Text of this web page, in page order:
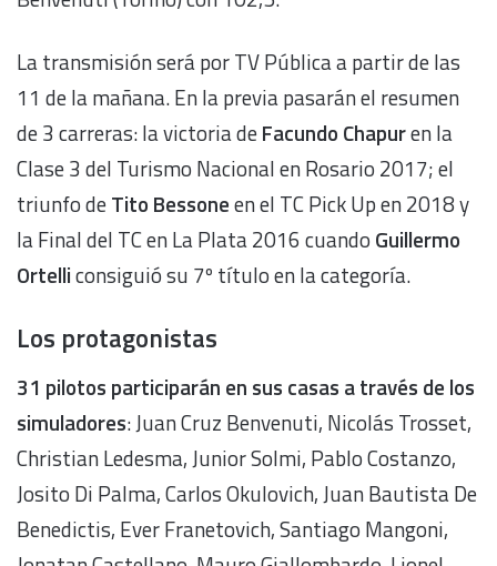
La transmisión será por TV Pública a partir de las
11 de la mañana. En la previa pasarán el resumen
de 3 carreras: la victoria deFacundo Chapuren la
Clase 3 del Turismo Nacional en Rosario 2017; el
triunfo deTito Bessoneen el TC Pick Up en 2018 y
la Final del TC en La Plata 2016 cuando Guillermo
Ortelliconsiguió su 7º título en la categoría.
Los protagonistas
31 pilotos participarán en sus casas a través de los
simuladores: Juan Cruz Benvenuti, Nicolás Trosset,
Christian Ledesma, Junior Solmi, Pablo Costanzo,
Josito Di Palma, Carlos Okulovich, Juan Bautista De
Benedictis, Ever Franetovich, Santiago Mangoni,